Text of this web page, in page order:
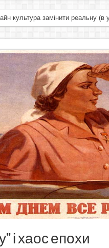
культура замінити реальну (в
і хаос епохи